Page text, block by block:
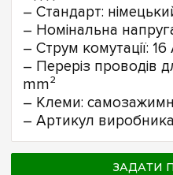
– Стандарт:
– Номінальна
– Струм комутації:
– Переріз проводів
mm²
– Клеми:
– Артикул
ЗАДАТИ